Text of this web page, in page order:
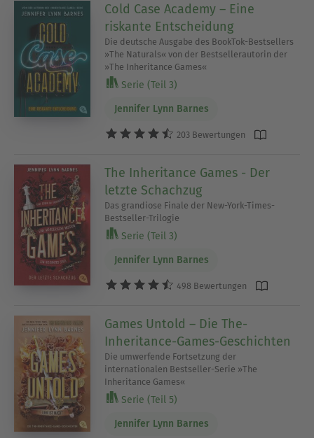
Cold Case Academy – Eine
riskante Entscheidung
Die deutsche Ausgabe des BookTok-Bestsellers
»The Naturals« von der Bestsellerautorin der
»The Inheritance Games«
Serie (Teil 3)
Jennifer Lynn Barnes
203 Bewertungen
The Inheritance Games - Der
letzte Schachzug
Das grandiose Finale der New-York-Times-
Bestseller-Trilogie
Serie (Teil 3)
Jennifer Lynn Barnes
498 Bewertungen
Games Untold – Die The-
Inheritance-Games-Geschichten
Die umwerfende Fortsetzung der
internationalen Bestseller-Serie »The
Inheritance Games«
Serie (Teil 5)
Jennifer Lynn Barnes